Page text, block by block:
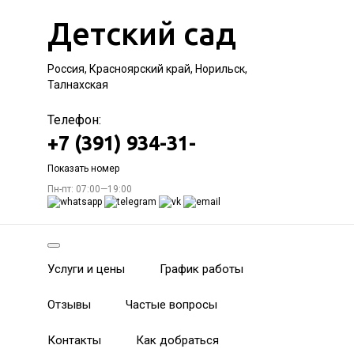
Детский сад
Россия, Красноярский край, Норильск,
Талнахская
Телефон:
+7 (391) 934-31-
Показать номер
Пн-пт: 07:00—19:00
Услуги и цены График работы
Отзывы Частые вопросы
Контакты Как добраться